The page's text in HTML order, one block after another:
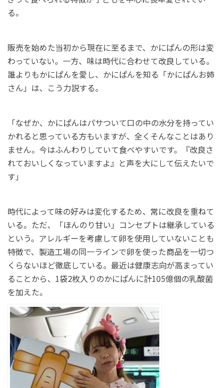
る。
販売を始めた当初から現在に至るまで、かにぱんの形は変
わっていない。一方、味は時代に合わせて改良している。
誰よりもかにぱんを愛し、かにぱんを知る「かにぱんお姉
さん」は、こう力説する。
「なぜか、かにぱんはパサついて口の中の水分を持ってい
かれると思っている方もいますが、全くそんなことはあり
ません。今はふんわりしていて食べやすいです。『改良さ
れておいしくなっていますよ』と声を大にして伝えたいで
す」
時代によって味の好みは変化するため、常に改良を重ねて
いる。ただ、「ほんのり甘い」コンセプトは継承している
という。アレルギーを考慮して卵を使用していないことも
特徴で、製造工場の同一ラインで卵を使った商品を一切つ
くらないほど徹底している。最近は健康志向が高まってい
ることから、1袋2枚入りのかにぱんに計105億個の乳酸菌
を加えた。